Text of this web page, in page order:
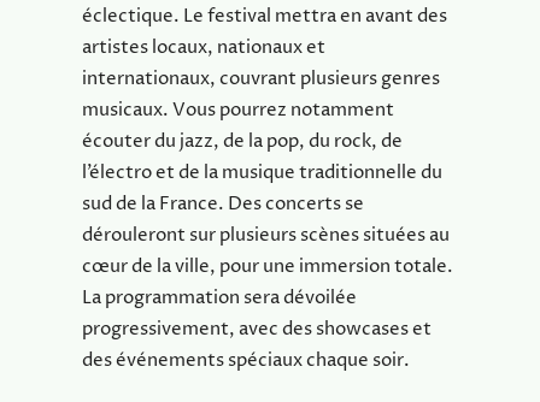
éclectique. Le festival mettra en avant des
artistes locaux, nationaux et
internationaux, couvrant plusieurs genres
musicaux. Vous pourrez notamment
écouter du jazz, de la pop, du rock, de
l’électro et de la musique traditionnelle du
sud de la France. Des concerts se
dérouleront sur plusieurs scènes situées au
cœur de la ville, pour une immersion totale.
La programmation sera dévoilée
progressivement, avec des showcases et
des événements spéciaux chaque soir.